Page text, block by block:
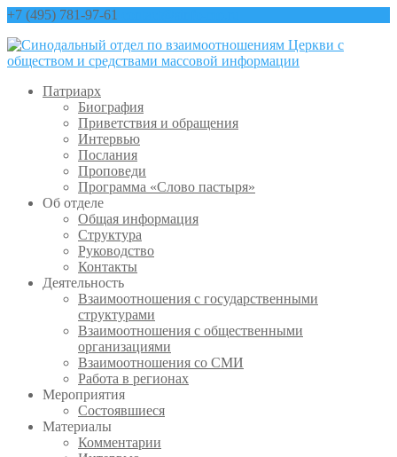
+7 (495) 781-97-61
Патриарх
Биография
Приветствия и обращения
Интервью
Послания
Проповеди
Программа «Слово пастыря»
Об отделе
Общая информация
Структура
Руководство
Контакты
Деятельность
Взаимоотношения с государственными
структурами
Взаимоотношения с общественными
организациями
Взаимоотношения со СМИ
Работа в регионах
Мероприятия
Состоявшиеся
Материалы
Комментарии